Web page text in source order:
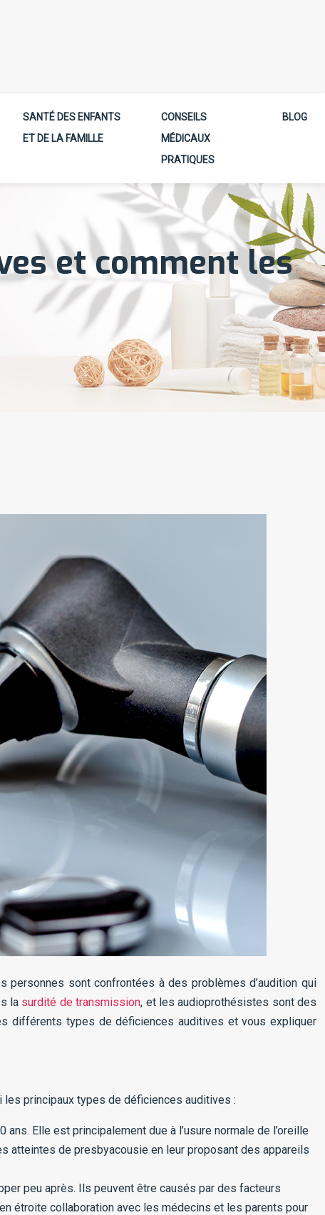
SANTÉ DES ENFANTS
ET DE LA FAMILLE
CONSEILS
MÉDICAUX
PRATIQUES
BLOG
et comment les
personnes sont confrontées à des problèmes d’audition qui
la surdité de transmission, et les audioprothésistes sont des
différents types de déficiences auditives et vous expliquer
principaux types de déficiences auditives :
Elle est principalement due à l’usure normale de l’oreille
atteintes de presbyacousie en leur proposant des appareils
peu après. Ils peuvent être causés par des facteurs
étroite collaboration avec les médecins et les parents pour